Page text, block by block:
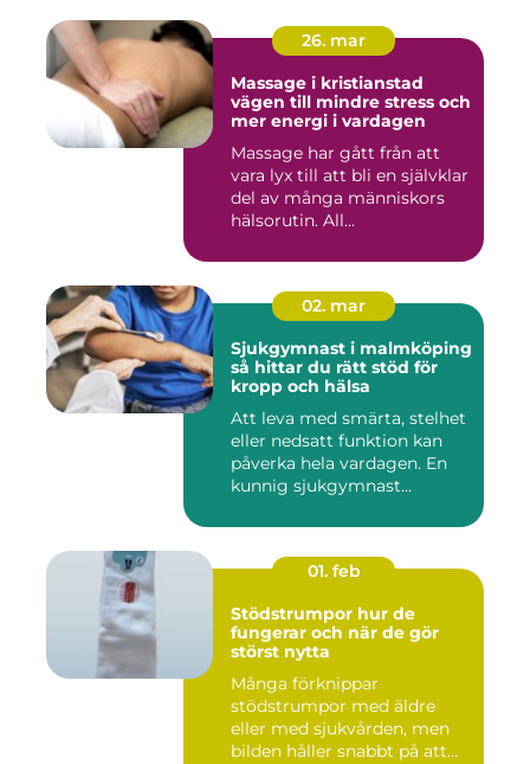
26. mar
Massage i kristianstad
vägen till mindre stress och
mer energi i vardagen
Massage har gått från att
vara lyx till att bli en självklar
del av många människors
hälsorutin. All...
02. mar
Sjukgymnast i malmköping
så hittar du rätt stöd för
kropp och hälsa
Att leva med smärta, stelhet
eller nedsatt funktion kan
påverka hela vardagen. En
kunnig sjukgymnast...
01. feb
Stödstrumpor hur de
fungerar och när de gör
störst nytta
Många förknippar
stödstrumpor med äldre
eller med sjukvården, men
bilden håller snabbt på att